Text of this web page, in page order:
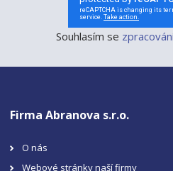
Souhlasím se
Firma Abranova s.r.o.
O nás
Webové stránky naší firmy